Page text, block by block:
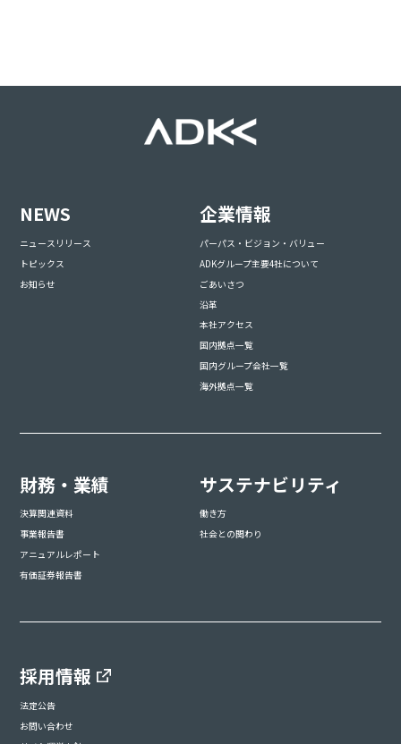
NEWS
ニュースリリース
トピックス
お知らせ
企業情報
パーパス・ビジョン・バリュー
ADKグループ主要4社について
ごあいさつ
沿革
本社アクセス
国内拠点一覧
国内グループ会社一覧
海外拠点一覧
財務・業績
決算関連資料
事業報告書
アニュアルレポート
有価証券報告書
サステナビリティ
働き方
社会との関わり
採用情報
法定公告
お問い合わせ